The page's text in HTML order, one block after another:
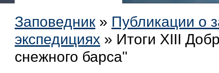
Заповедник » Публикации о
экспедициях » Итоги XIII
снежного барса"